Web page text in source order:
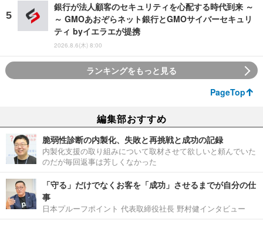
銀行が法人顧客のセキュリティを心配する時代到来 ～
～ GMOあおぞらネット銀行とGMOサイバーセキュリ
ティ byイエラエが提携
2026.8.6(木) 8:00
ランキングをもっと見る
PageTop
編集部おすすめ
脆弱性診断の内製化、失敗と再挑戦と成功の記録
内製化支援の取り組みについて取材させて欲しいと頼んでいた
のだが毎回返事は芳しくなかった
「守る」だけでなくお客を「成功」させるまでが自分の仕
事
日本プルーフポイント 代表取締役社長 野村健インタビュー